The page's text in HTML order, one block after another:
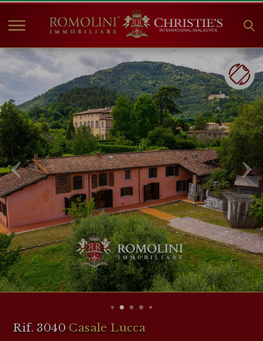
HOME
IMMOBILI IN VENDITA
COLLEZIONI
COMPANY
CHRISTIE'S
CONTATTI
Valuta:
£
Lingua:
WISHLIST (0 )
Rif. 3040 Casale Lucca